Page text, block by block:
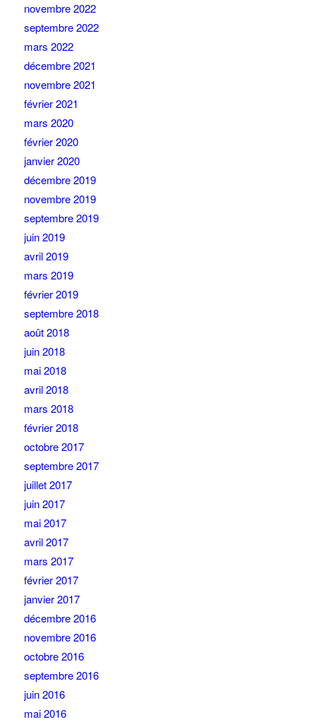
novembre 2022
septembre 2022
mars 2022
décembre 2021
novembre 2021
février 2021
mars 2020
février 2020
janvier 2020
décembre 2019
novembre 2019
septembre 2019
juin 2019
avril 2019
mars 2019
février 2019
septembre 2018
août 2018
juin 2018
mai 2018
avril 2018
mars 2018
février 2018
octobre 2017
septembre 2017
juillet 2017
juin 2017
mai 2017
avril 2017
mars 2017
février 2017
janvier 2017
décembre 2016
novembre 2016
octobre 2016
septembre 2016
juin 2016
mai 2016